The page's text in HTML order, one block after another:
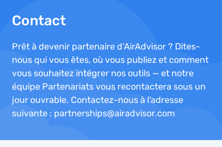
Contact
Prêt à devenir partenaire d’AirAdvisor ? Dites-
nous qui vous êtes, où vous publiez et comment
vous souhaitez intégrer nos outils — et notre
équipe Partenariats vous recontactera sous un
jour ouvrable. Contactez-nous à l'adresse
suivante : partnerships@airadvisor.com